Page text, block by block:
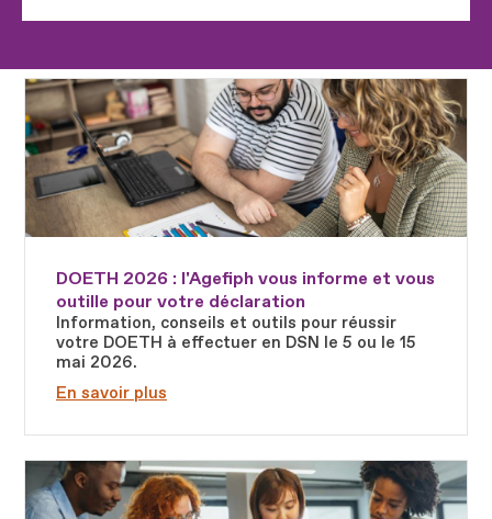
DOETH 2026 : l'Agefiph vous informe et vous
outille pour votre déclaration
Information, conseils et outils pour réussir
votre DOETH à effectuer en DSN le 5 ou le 15
mai 2026.
En savoir plus
Fichier
Fichier